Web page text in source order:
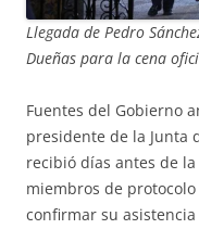
Llegada de Pedro
Dueñas para la cena
Fuentes del Gobierno
presidente de la Junta
recibió días antes de
miembros de
confirmar su